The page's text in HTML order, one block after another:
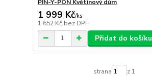
PIN-Y-PON Květinový dům
1 999 Kč/ks
1 652 Kč bez DPH
Přidat do košíku
strana z 1